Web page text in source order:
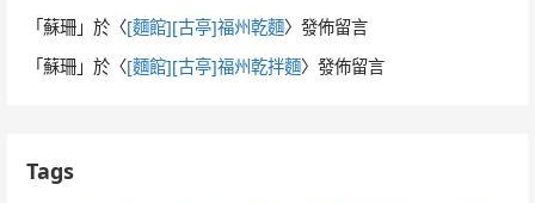
「蘇珊 」於〈[麵館][古亭]福州乾麵〉發佈留言
「蘇珊 」於〈[麵館][古亭]福州乾拌麵〉發佈留言
Tags